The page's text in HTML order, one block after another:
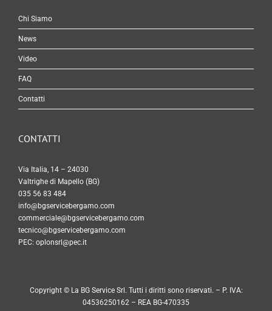
Chi Siamo
News
Video
FAQ
Contatti
CONTATTI
Via Italia, 14 – 24030
Valtrighe di Mapello (BG)
035 56 83 484
info@bgservicebergamo.com
commerciale@bgservicebergamo.com
tecnico@bgservicebergamo.com
PEC: oplonsrl@pec.it
Copyright © La BG Service Srl. Tutti i diritti sono riservati. – P. IVA:
04536250162 – REA BG-470335